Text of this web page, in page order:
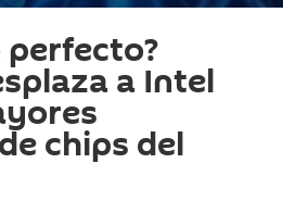
perfecto?
a Intel
chips del